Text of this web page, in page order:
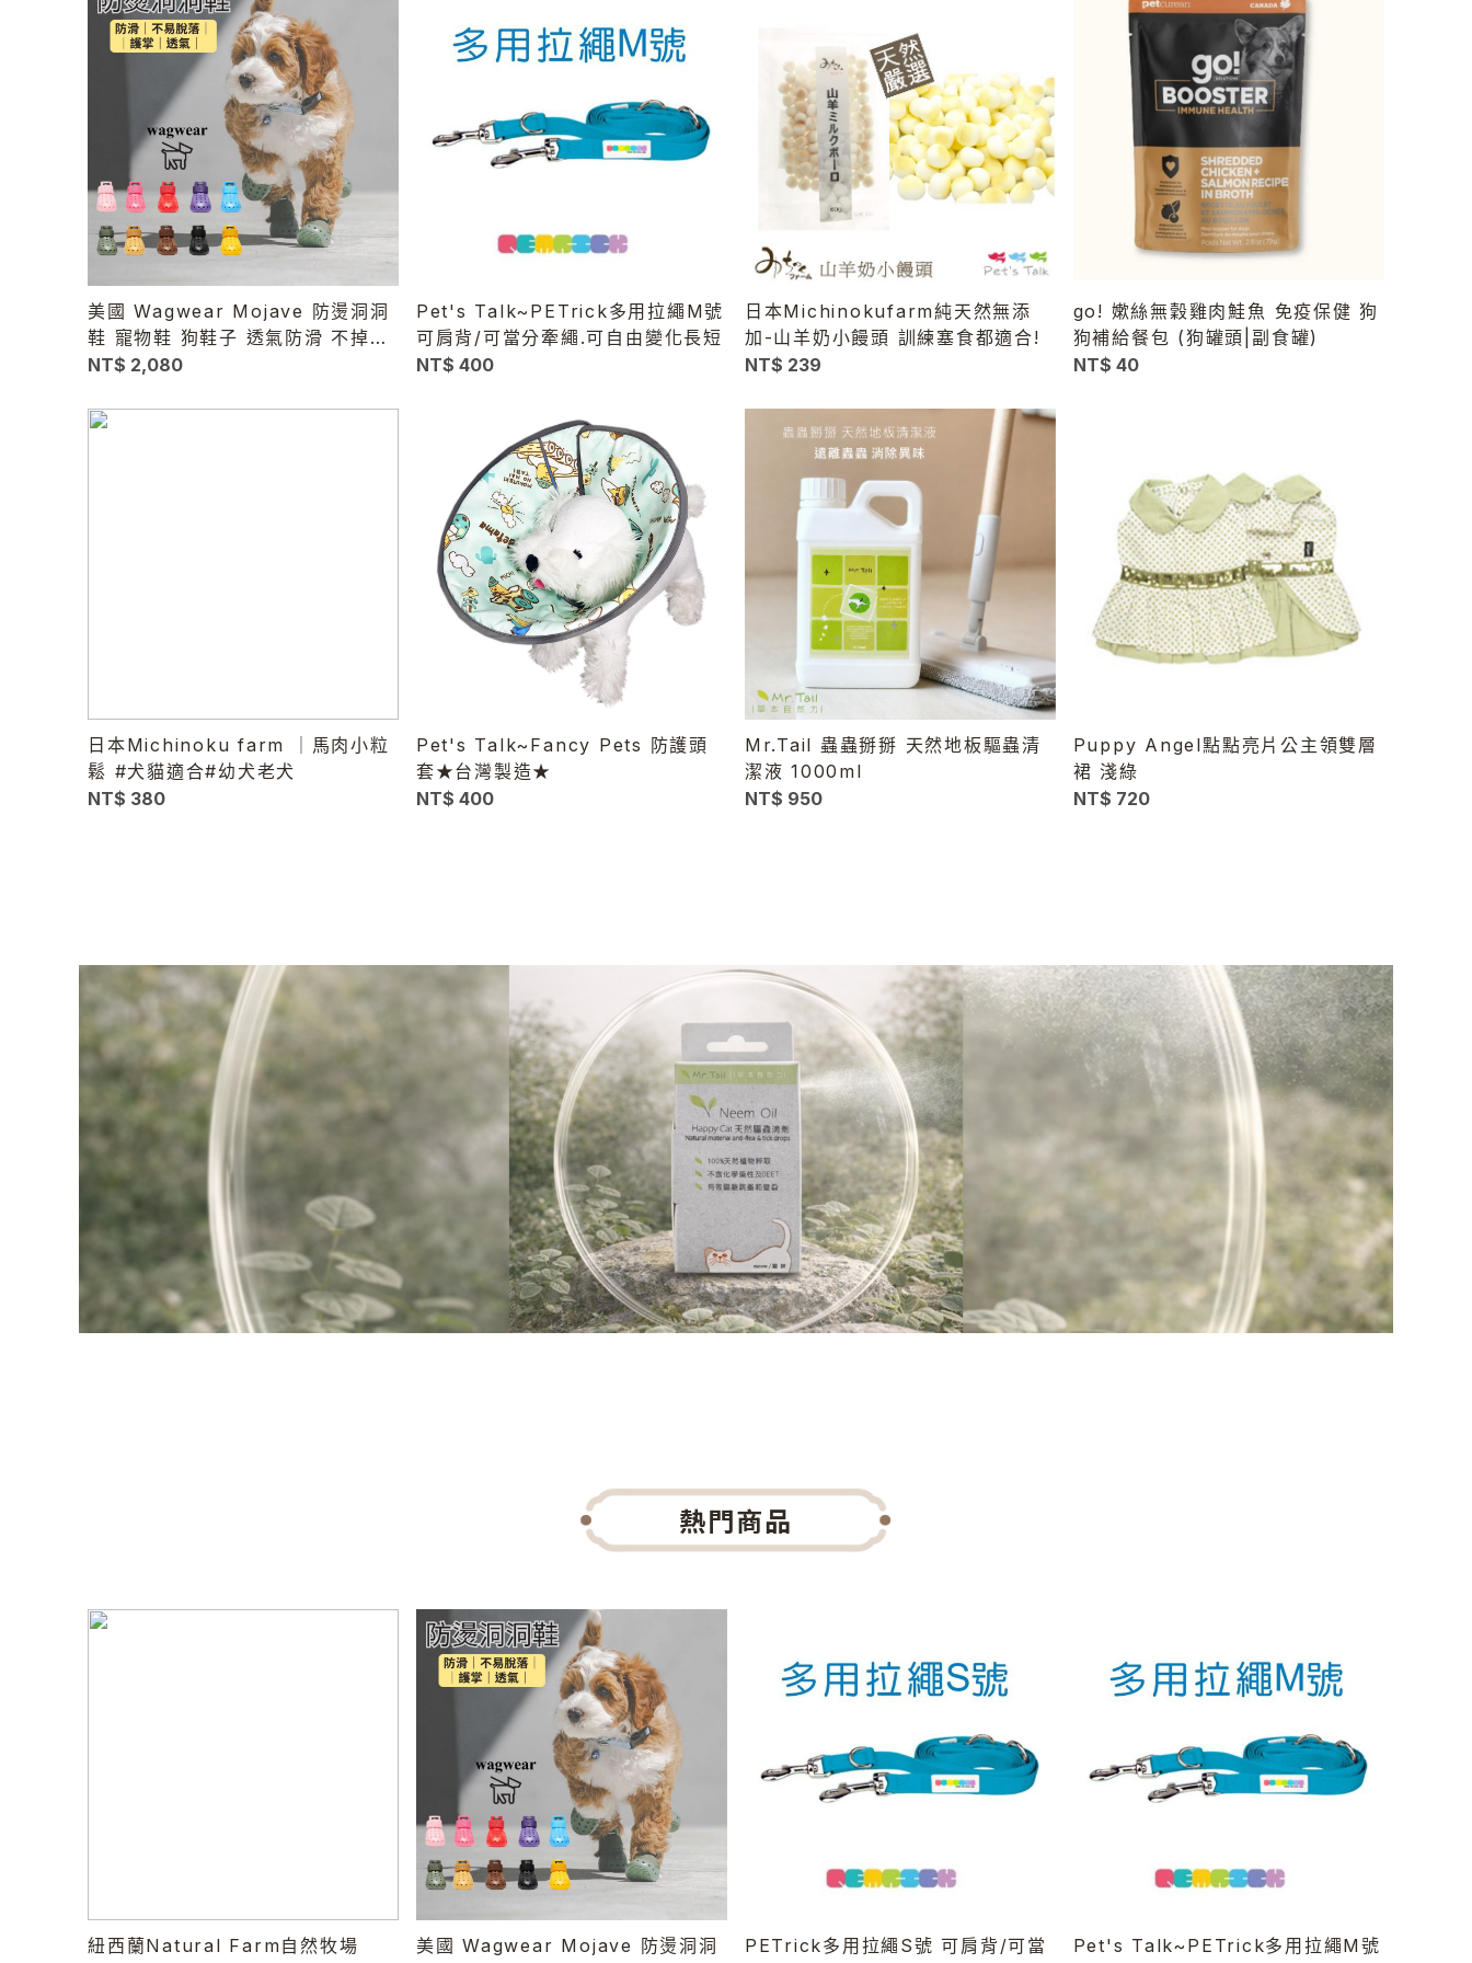
美國 Wagwear Mojave 防燙洞洞
鞋 寵物鞋 狗鞋子 透氣防滑 不掉鞋
散步鞋 柏油路防燙
NT$ 2,080
Pet's Talk~PETrick多用拉繩M號
可肩背/可當分牽繩.可自由變化長短
NT$ 400
日本Michinokufarm純天然無添
加-山羊奶小饅頭 訓練塞食都適合!
NT$ 239
go! 嫰絲無穀雞肉鮭魚 免疫保健 狗
狗補給餐包 (狗罐頭|副食罐)
NT$ 40
日本Michinoku farm ｜馬肉小粒
鬆 #犬貓適合#幼犬老犬
NT$ 380
Pet's Talk~Fancy Pets 防護頭
套★台灣製造★
NT$ 400
Mr.Tail 蟲蟲掰掰 天然地板驅蟲清
潔液 1000ml
NT$ 950
Puppy Angel點點亮片公主領雙層
裙 淺綠
NT$ 720
熱門商品
紐西蘭Natural Farm自然牧場
美國 Wagwear Mojave 防燙洞洞
PETrick多用拉繩S號 可肩背/可當
Pet's Talk~PETrick多用拉繩M號